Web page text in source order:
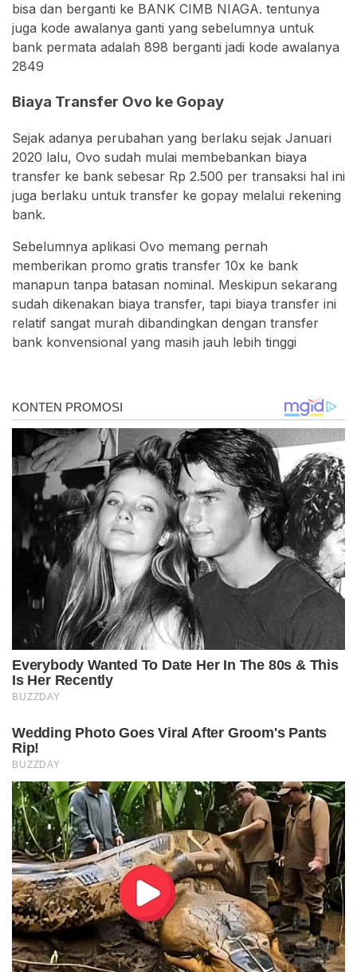
bisa dan berganti ke BANK CIMB NIAGA. tentunya
juga kode awalanya ganti yang sebelumnya untuk
bank permata adalah 898 berganti jadi kode awalanya
2849
Biaya Transfer Ovo ke Gopay
Sejak adanya perubahan yang berlaku sejak Januari
2020 lalu, Ovo sudah mulai membebankan biaya
transfer ke bank sebesar Rp 2.500 per transaksi hal ini
juga berlaku untuk transfer ke gopay melalui rekening
bank.
Sebelumnya aplikasi Ovo memang pernah
memberikan promo gratis transfer 10x ke bank
manapun tanpa batasan nominal. Meskipun sekarang
sudah dikenakan biaya transfer, tapi biaya transfer ini
relatif sangat murah dibandingkan dengan transfer
bank konvensional yang masih jauh lebih tinggi